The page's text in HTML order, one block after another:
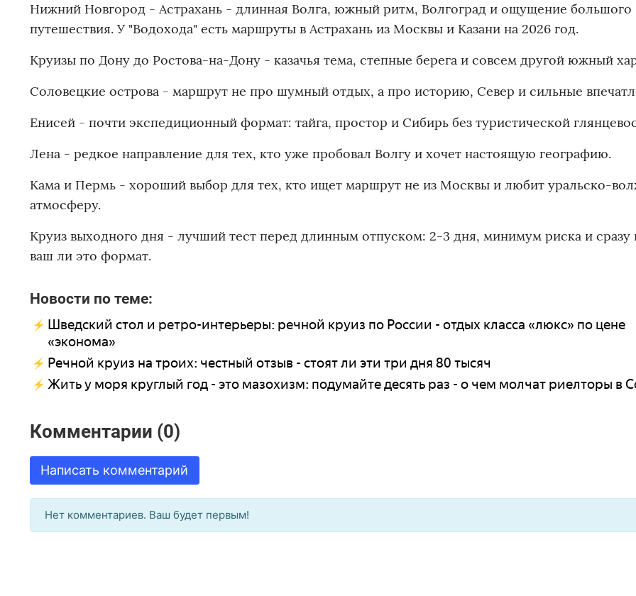
Нижний Новгород - Астрахань - длинная Волга, южный ритм, Волгоград и ощущение большого
путешествия. У "Водохода" есть маршруты в Астрахань из Москвы и Казани на 2026 год.
Круизы по Дону до Ростова-на-Дону - казачья тема, степные берега и совсем другой южный
Соловецкие острова - маршрут не про шумный отдых, а про историю, Север и сильные
Енисей - почти экспедиционный формат: тайга, простор и Сибирь без туристической
Лена - редкое направление для тех, кто уже пробовал Волгу и хочет настоящую географию.
Кама и Пермь - хороший выбор для тех, кто ищет маршрут не из Москвы и любит уральско-
атмосферу.
Круиз выходного дня - лучший тест перед длинным отпуском: 2-3 дня, минимум риска и сразу
ваш ли это формат.
Новости по теме:
Шведский стол и ретро-интерьеры: речной круиз по России - отдых класса «люкс» по цене
«эконома»
Речной круиз на троих: честный отзыв - стоят ли эти три дня 80 тысяч
Жить у моря круглый год - это мазохизм: подумайте десять раз - о чем молчат риелторы в
Комментарии (0)
Написать комментарий
Нет комментариев. Ваш будет первым!